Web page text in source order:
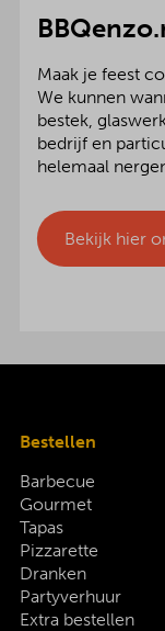
Maak je feest
We kunnen
bestek,
bedrijf en
helemaal
Bekijk hier
Bestellen
Barbecue
Gourmet
Tapas
Pizzarette
Dranken
Partyverhuur
Extra bestellen